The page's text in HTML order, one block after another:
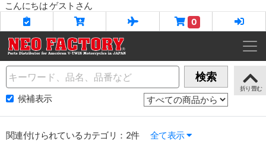
こんにちは ゲストさん
0
Name 検索
候補表示
関連付けられているカテゴリ：2件
全て表示